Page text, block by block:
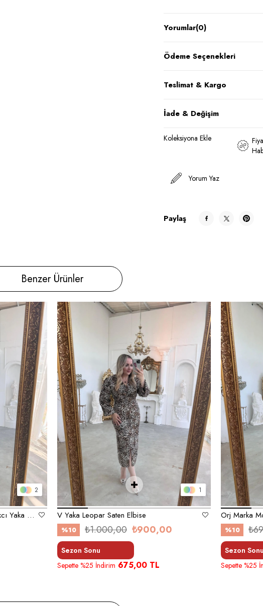
Yorumlar(0)
Ödeme Seçenekleri
Teslimat & Kargo
İade & Değişim
Koleksiyona Ekle
Yorum Yaz
Paylaş
Benzer Ürünler
2
Zümrüt Koyu Yeşil Orj Marka Balıkcı Yaka Elbise
1
V Yaka Leopar Saten Elbise
%10 ₺900,00
₺1.000,00
Sezon Sonu
Sepette %25 İndirim 675,00 TL
Orj Marka
%10
Sezon Sonu
Sepette %25